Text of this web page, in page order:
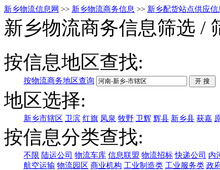
新乡物流信息网 >> 新乡物流商务信息 >> 新乡配货站点供应信
新乡物流商务信息筛选 /
按信息地区查找:
按物流商务地区查询
地区选择:
新乡市辖区 卫滨 红旗 凤泉 牧野 卫辉 辉县 新乡县 获嘉
按信息分类查找:
不限 陆运公司 物流车库 信息联盟 物流招标 快递公司 内
航空运输 物流园区 商业机构 工业制造类 工业服务类 政